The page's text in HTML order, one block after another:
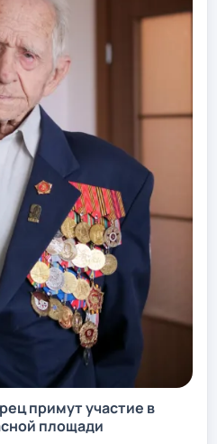
примут участие в
площади